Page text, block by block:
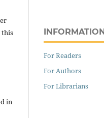
this
in
INFORMATION
For Readers
For Authors
For Librarians